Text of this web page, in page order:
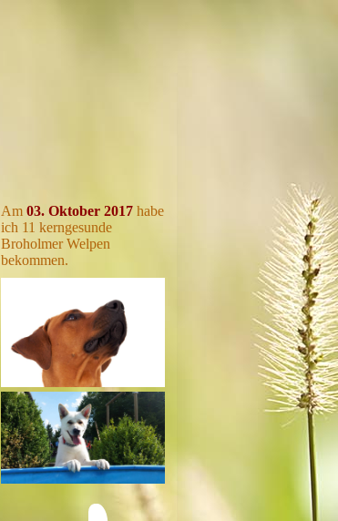
Am 03. Oktober 2017 habe
ich 11 kerngesunde
Broholmer Welpen
bekommen.